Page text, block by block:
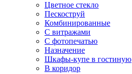
Цветное стекло
Пескоструй
Комбинированные
С витражами
С фотопечатью
Назначение
Шкафы-купе в гостиную
В коридор